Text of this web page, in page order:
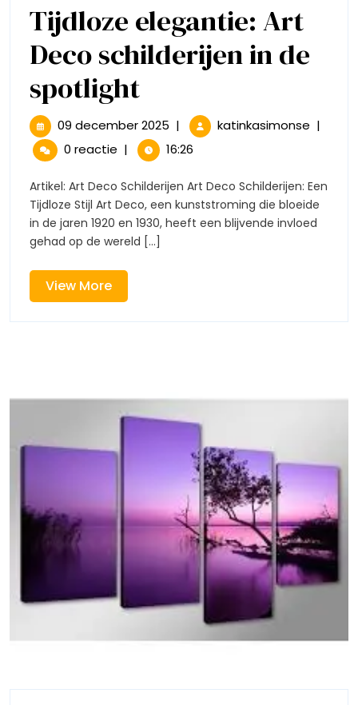
Tijdloze elegantie: Art
Deco schilderijen in de
spotlightTijdloze
elegantie:
Art
Deco
schilderijen
in
spotlight
09 december 2025 09
december
2025
| katinkasimonse Tijdloze
in
de
|
0 reactie | 16:26
Artikel: Art Deco Schilderijen Art Deco Schilderijen: Een
Tijdloze Stijl Art Deco, een kunststroming die bloeide
in de jaren 1920 en 1930, heeft een blijvende invloed
gehad op de wereld [...]
View MoreView
More